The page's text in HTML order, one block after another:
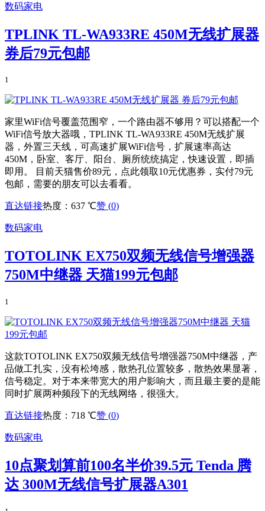
数码家电
TPLINK TL-WA933RE 450M无线扩展器
券后79元包邮
1
家里WiFi信号覆盖范围窄，一个路由器不够用？可以搭配一个
WiFi信号放大器哦，TPLINK TL-WA933RE 450M无线扩展
器，外置三天线，可高速扩展WiFi信号，扩展速率高达
450M，卧室、客厅、阳台、厕所统统搞定，快速设置，即插
即用。 目前天猫售价89元，点此领取10元优惠券，实付79元
包邮，需要的朋友可以去看看。
直达链接热度：637 ℃赞 (0)
数码家电
TOTOLINK EX750双频无线信号增强器
750M中继器 天猫199元包邮
1
这款TOTOLINK EX750双频无线信号增强器750M中继器，产
品做工扎实，没有松垮感，散热孔位置较多，散热效果显著，
信号稳定。对于本来带宽大的用户影响大，而且最主要的是能
同时扩展两种频段下的无线网络，很强大。
直达链接热度：718 ℃赞 (0)
数码家电
10点聚划算前100名半价39.5元 Tenda 腾
达 300M无线信号扩展器A301